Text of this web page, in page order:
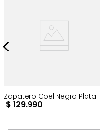
Zapatero Coel Negro Plata
$ 129.990